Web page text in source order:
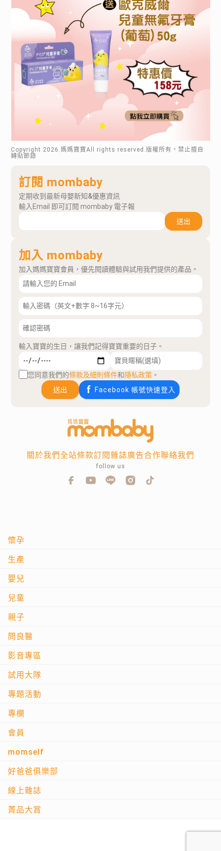
Copyright 2026 .媽媽寶寶All rights reserved.版權所有，禁止擅自
轉貼節錄
訂閱 mombaby
定期收到最新母嬰新知&優惠資訊
輸入Email 即可訂閱 mombaby 電子報
送出
加入 mombaby
加入媽媽寶寶會員，優先閱讀體驗與試用我們提供的產品。
輸入寶寶的生日，讓我們記得寶寶重要的日子。
您同意我們的條款及細則條件和隱私政策 。
送出
Facebook 帳號快速登入
懷孕
生產
嬰兒
兒童
親子
問良醫
影音專區
試用大隊
專題活動
專欄
會員
momself
好爸爸俱樂部
線上雜誌
菁品大賞
關於我們全站條款訂閱雜誌廣告合作聯絡我們
follow us